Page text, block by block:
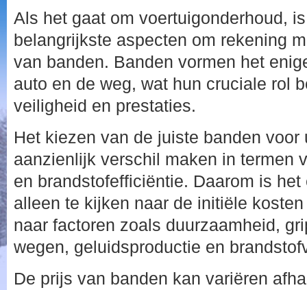
Als het gaat om voertuigonderhoud,
belangrijkste aspecten om rekening
van banden. Banden vormen het
auto en de weg, wat hun cruciale rol
veiligheid en prestaties.
Het kiezen van de juiste banden voor
aanzienlijk verschil maken in termen
en brandstofefficiëntie. Daarom is
alleen te kijken naar de initiële
naar factoren zoals duurzaamheid,
wegen, geluidsproductie en
De prijs van banden kan variëren